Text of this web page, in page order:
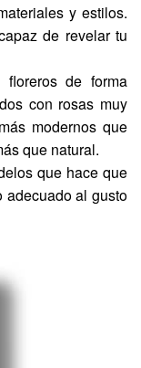
y estilos.
de revelar tu
de forma
con rosas muy
modernos que
que natural.
que hace que
adecuado al gusto